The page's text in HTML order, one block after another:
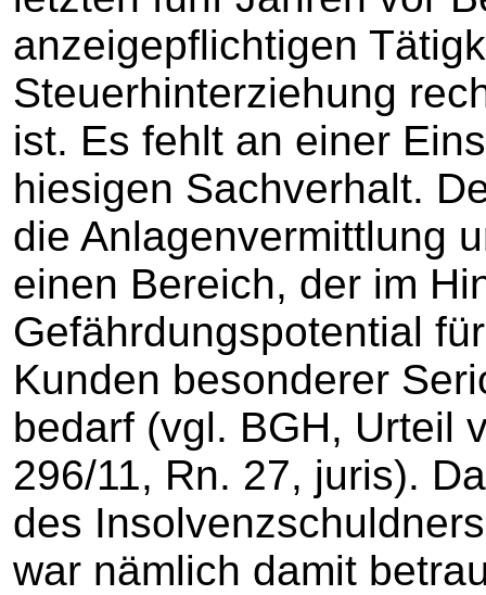
anzeigepflichtigen
Steuerhinterziehung
ist. Es fehlt an einer
hiesigen Sachverhalt.
die Anlagenvermittlung
einen Bereich, der im
Gefährdungspotential
Kunden besonderer
bedarf (vgl. BGH, Urteil
296/11, Rn. 27, juris).
des
war nämlich damit